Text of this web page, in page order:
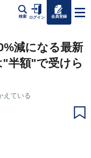
検索 ログイン 会員登録
減になる最新
半額"で受けら
えている